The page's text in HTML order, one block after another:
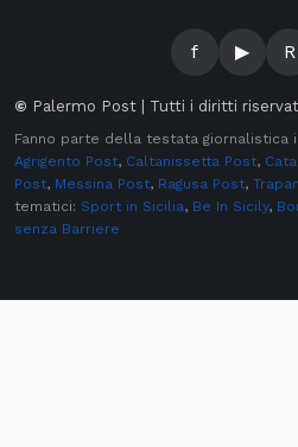
f ▶ R
© Palermo Post | Tutti i diritti
Fanno parte della testata
Agrigento Post, Caltanissetta Post,
Post, Messina Post, Ragusa Post,
tematici: Sport in Sicilia, Be In Sicily,
senza Barriere